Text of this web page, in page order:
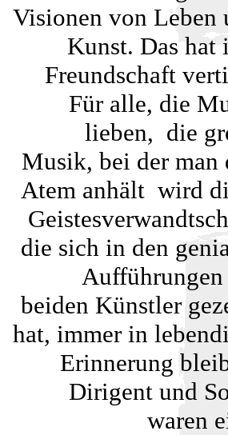
Visionen von Leben
Kunst. Das hat
Freundschaft
Für alle, die
lieben, ­ die
Musik, bei der man
Atem anhält ­ wird
die sich in den
Aufführungen
beiden Künstler
hat, immer in
Erinnerung
Dirigent und
waren